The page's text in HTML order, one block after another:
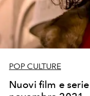
POP CULTURE
Nuovi film e